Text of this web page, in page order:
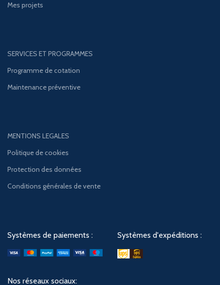
Mes projets
SERVICES ET PROGRAMMES
Programme de cotation
Maintenance préventive
MENTIONS LEGALES
Politique de cookies
Protection des données
Conditions générales de vente
Systèmes de paiements : Systèmes d'expéditions :
Nos réseaux sociaux: